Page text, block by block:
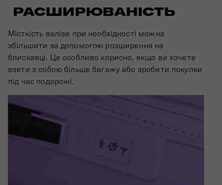
РАСШИРЮВАНІСТЬ
Місткість валізи при необхідності можна
збільшити за допомогою розширення на
блискавці. Це особливо корисно, якщо ви хочете
взяти з собою більше багажу або зробити покупки
під час подорожі.